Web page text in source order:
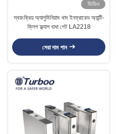
ভিডিও
স্বয়ংক্রিয় অ্যালুমিনিয়াম খাদ ইনফ্রারেড অ্যান্টি-
ক্লিপ ফ্ল্যাপ বাধা গেট LA2218
সেরা দাম পান